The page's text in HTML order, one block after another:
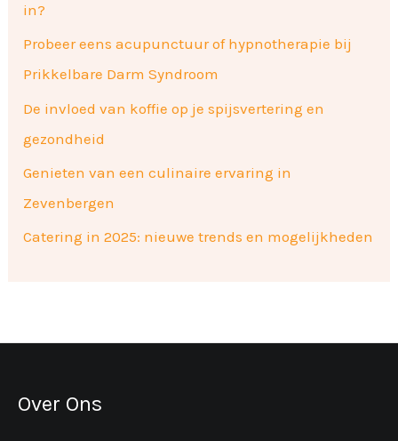
in?
Probeer eens acupunctuur of hypnotherapie bij
Prikkelbare Darm Syndroom
De invloed van koffie op je spijsvertering en
gezondheid
Genieten van een culinaire ervaring in
Zevenbergen
Catering in 2025: nieuwe trends en mogelijkheden
Over Ons